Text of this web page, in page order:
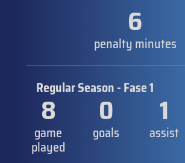
6
penalty minutes
Regular Season - Fase 1
8
game
played
0
goals
1
assist